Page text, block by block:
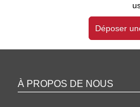
Déposer
À PROPOS DE NOUS